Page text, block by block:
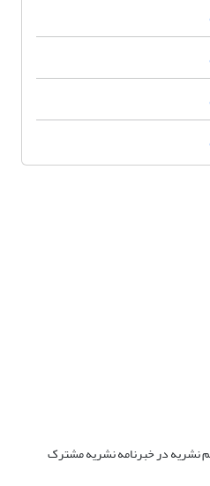
نشریه در خبرنامه نشریه مشترک